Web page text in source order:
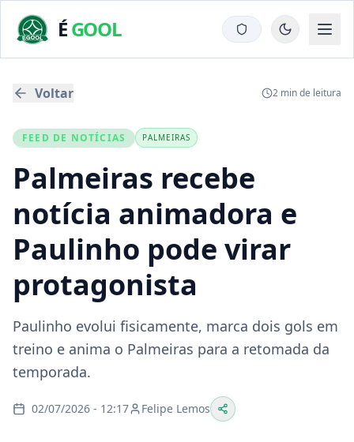
ÉGOOL
Voltar 2 min de leitura
FEED DE NOTÍCIAS PALMEIRAS
Palmeiras recebe
notícia animadora e
Paulinho pode virar
protagonista
Paulinho evolui fisicamente, marca dois gols em
treino e anima o Palmeiras para a retomada da
temporada.
02/07/2026 - 12:17 Felipe Lemos